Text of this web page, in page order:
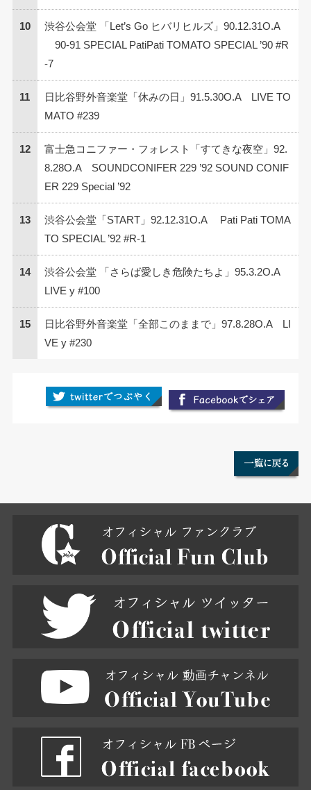
10
渋谷公会堂 「Let’s Go ヒバリヒルズ」90.12.31O.A
90-91 SPECIAL PatiPati TOMATO SPECIAL ’90 #R
-7
11
日比谷野外音楽堂「休みの日」91.5.30O.A LIVE TO
MATO #239
12
富士急コニファー・フォレスト「すてきな夜空」92.
8.28O.A SOUNDCONIFER 229 ’92 SOUND CONIF
ER 229 Special ’92
13
渋谷公会堂「START」92.12.31O.A Pati Pati TOMA
TO SPECIAL ’92 #R-1
14
渋谷公会堂 「さらば愛しき危険たちよ」95.3.2O.A
LIVE y #100
15
日比谷野外音楽堂「全部このままで」97.8.28O.A LI
VE y #230